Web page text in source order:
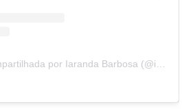
Uma publicação compartilhada por Iaranda Barbosa (@iarandabarbosa)